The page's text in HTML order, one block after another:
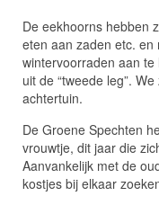
De eekhoorns hebben
eten aan zaden etc.
wintervoorraden aan
uit de “tweede leg”.
achtertuin.
De Groene Spechten
vrouwtje, dit jaar die
Aanvankelijk met de
kostjes bij elkaar